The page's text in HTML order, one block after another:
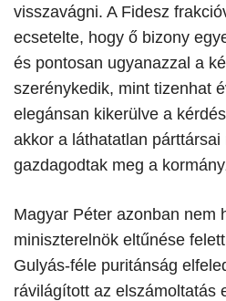
visszavágni. A Fidesz
ecsetelte, hogy ő bizony
és pontosan ugyanazzal a
szerénykedik, mint tizenhat
elegánsan kikerülve a
akkor a láthatatlan párttársai
gazdagodtak meg a
​Magyar Péter azonban nem
miniszterelnök eltűnése
Gulyás-féle puritánság
rávilágított az elszámoltatás